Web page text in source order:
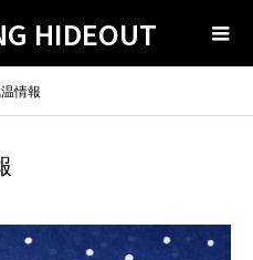
HIDEOUT
情報